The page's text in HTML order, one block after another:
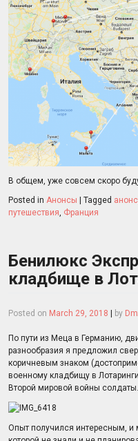
В общем, уже совсем скоро
Posted in Анонсы Tagged анонс
путешествия, Франция
Бенилюкс
кладбище в
Posted on March 29, 2018 by
По пути из Меца в Германию,
разнообразия я предложил
коричневым знаком
военному кладбищу в
Второй мировой войны солдаты.
Опыт получился интересным,